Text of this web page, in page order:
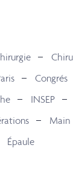
Congrés
INSEP
Main
Épaule